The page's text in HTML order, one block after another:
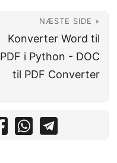
NÆSTE SIDE »
Konverter Word til
PDF i Python - DOC
til PDF Converter